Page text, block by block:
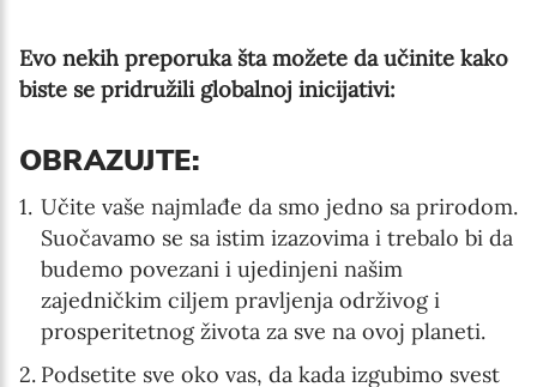
Evo nekih preporuka šta možete da učinite kako
biste se pridružili globalnoj inicijativi:
OBRAZUJTE:
Učite vaše najmlađe da smo jedno sa prirodom.
Suočavamo se sa istim izazovima i trebalo bi da
budemo povezani i ujedinjeni našim
zajedničkim ciljem pravljenja održivog i
prosperitetnog života za sve na ovoj planeti.
Podsetite sve oko vas, da kada izgubimo svest